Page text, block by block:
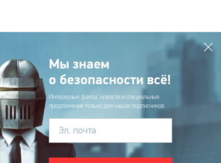
Мы знаем
о безопасности всё!
Интересные факты, новости и специальные
предложения только для наших подписчиков.
Эл. почта